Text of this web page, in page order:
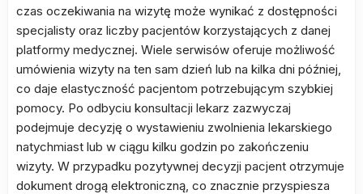
czas oczekiwania na wizytę może wynikać z dostępności
specjalisty oraz liczby pacjentów korzystających z danej
platformy medycznej. Wiele serwisów oferuje możliwość
umówienia wizyty na ten sam dzień lub na kilka dni później,
co daje elastyczność pacjentom potrzebującym szybkiej
pomocy. Po odbyciu konsultacji lekarz zazwyczaj
podejmuje decyzję o wystawieniu zwolnienia lekarskiego
natychmiast lub w ciągu kilku godzin po zakończeniu
wizyty. W przypadku pozytywnej decyzji pacjent otrzymuje
dokument drogą elektroniczną, co znacznie przyspiesza